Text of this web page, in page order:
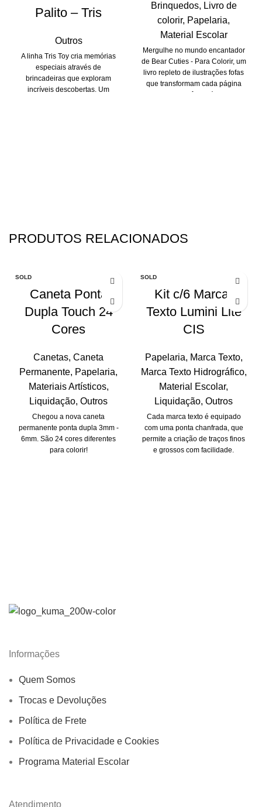
Palito – Tris
Outros
A linha Tris Toy cria memórias
especiais através de
brincadeiras que exploram
incríveis descobertas. Um
Brinquedos, Livro de
colorir, Papelaria,
Material Escolar
Mergulhe no mundo encantador
de Bear Cuties - Para Colorir, um
livro repleto de ilustrações fofas
que transformam cada página
PRODUTOS RELACIONADOS
SOLD
Caneta Ponta
Dupla Touch 24
Cores
Canetas, Caneta
Permanente, Papelaria,
Materiais Artísticos,
Liquidação, Outros
Chegou a nova caneta
permanente ponta dupla 3mm -
6mm. São 24 cores diferentes
para colorir!
SOLD
Kit c/6 Marca-
Texto Lumini Lite
CIS
Papelaria, Marca Texto,
Marca Texto Hidrográfico,
Material Escolar,
Liquidação, Outros
Cada marca texto é equipado
com uma ponta chanfrada, que
permite a criação de traços finos
e grossos com facilidade.
Informações
Quem Somos
Trocas e Devoluções
Política de Frete
Política de Privacidade e Cookies
Programa Material Escolar
Atendimento